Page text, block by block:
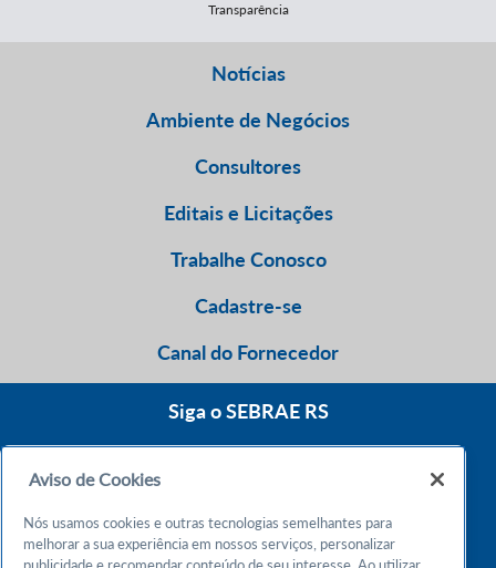
Transparência
Notícias
Ambiente de Negócios
Consultores
Editais e Licitações
Trabalhe Conosco
Cadastre-se
Canal do Fornecedor
Siga o SEBRAE RS
Atendimento 24h
Aviso de Cookies
Nós usamos cookies e outras tecnologias semelhantes para
melhorar a sua experiência em nossos serviços, personalizar